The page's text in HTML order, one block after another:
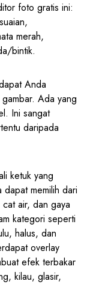
foto gratis ini:
merah,
bintik.
Anda
Ada yang
Ini sangat
daripada
ketuk yang
memilih dari
air, dan gaya
kategori seperti
halus, dan
overlay
efek terbakar
kilau, glasir,